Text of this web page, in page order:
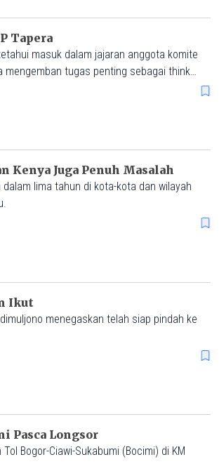
Tapera
masuk dalam jajaran anggota komite
mengemban tugas penting sebagai think
pengelolaan Tapera.
Kenya Juga Penuh Masalah
lima tahun di kota-kota dan wilayah
Ikut
menegaskan telah siap pindah ke
Pasca Longsor
Bogor-Ciawi-Sukabumi (Bocimi) di KM